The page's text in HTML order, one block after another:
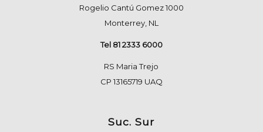
Rogelio Cantú Gomez 1000
Monterrey, NL
Tel 81 2333 6000
RS Maria Trejo
CP 13165719 UAQ
Suc. Sur